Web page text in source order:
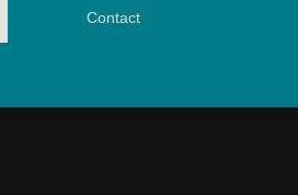
Contact